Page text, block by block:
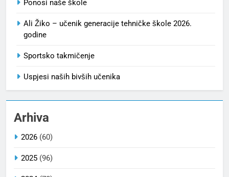
Ponosi naše škole
Ali Žiko – učenik generacije tehničke škole 2026.
godine
Sportsko takmičenje
Uspjesi naših bivših učenika
Arhiva
2026 (60)
2025 (96)